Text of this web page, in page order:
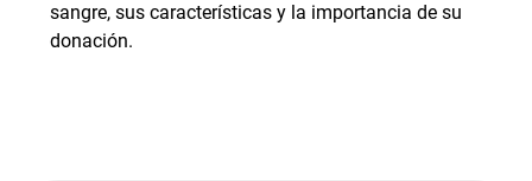
sangre, sus características y la importancia de su
donación.